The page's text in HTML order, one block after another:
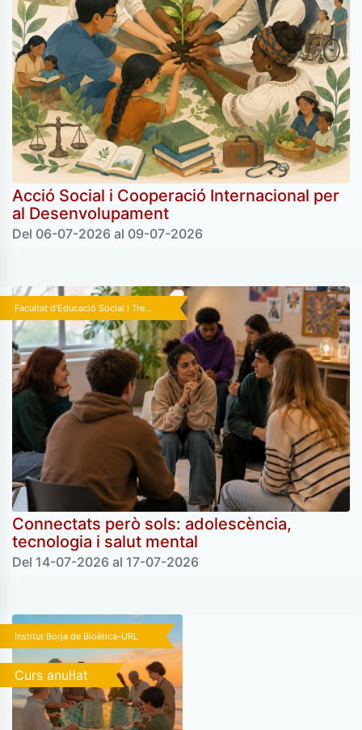
Acció Social i Cooperació Internacional per
al Desenvolupament
Del 06-07-2026 al 09-07-2026
Facultat d'Educació Social i Tre...
Connectats però sols: adolescència,
tecnologia i salut mental
Del 14-07-2026 al 17-07-2026
Institut Borja de Bioètica-URL
Curs anul·lat